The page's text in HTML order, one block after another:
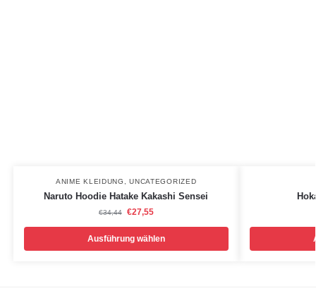
ANIME KLEIDUNG ,UNCATEGORIZED
Naruto Hoodie Hatake Kakashi Sensei
€34,44 €27,55
Ausführung wählen